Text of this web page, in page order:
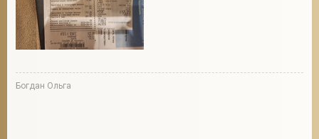
Богдан Ольга